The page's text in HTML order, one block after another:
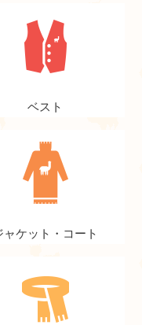
ベスト
ャケット・コート